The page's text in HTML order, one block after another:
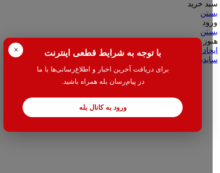
× با توجه به شرایط قطعی اینترنت
برای دریافت آخرین اخبار و اطلاع‌رسانی‌ها با ما
در پیام‌رسان بله همراه باشید.
ورود به کانال بله
سبد خرید
بستن
ورود
بستن
هنوز حساب کاربری ندارید؟
ایجاد حساب کاربری
سایدبار